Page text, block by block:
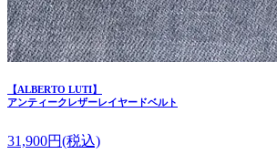
【ALBERTO LUTI】
アンティークレザーレイヤードベルト
31,900円(税込)